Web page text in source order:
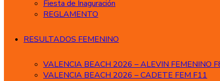
Fiesta de Inaguración
REGLAMENTO
RESULTADOS FEMENINO
VALENCIA BEACH 2026 – ALEVIN FEMENINO
VALENCIA BEACH 2026 – CADETE FEM F11